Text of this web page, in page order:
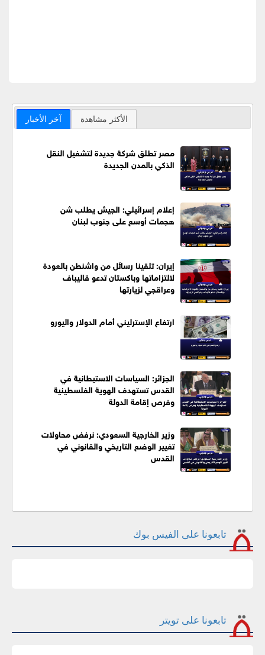
آخر الأخبار الأكثر مشاهدة
مصر تطلق شركة جديدة لتشغيل النقل
الذكي بالمدن الجديدة
إعلام إسرائيلي: الجيش يطلب شن
هجمات أوسع على جنوب لبنان
إيران: تلقينا رسائل من واشنطن بالعودة
لالتزاماتها وباكستان تدعو قاليباف
وعراقجي لزيارتها
ارتفاع الإسترليني أمام الدولار واليورو
الجزائر: السياسات الاستيطانية في
القدس تستهدف الهوية الفلسطينية
وفرص إقامة الدولة
وزير الخارجية السعودي: نرفض محاولات
تغيير الوضع التاريخي والقانوني في
القدس
تابعونا على الفيس بوك
تابعونا على تويتر